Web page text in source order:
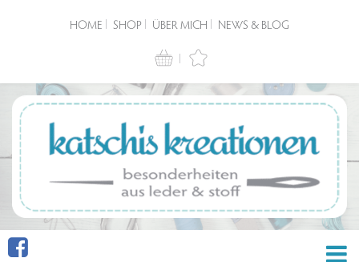
HOME SHOP ÜBER MICH NEWS & BLOG